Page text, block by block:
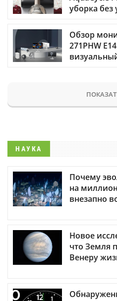
уборка без
Обзор
271PHW
НАУКА
Почему
на
внезапно
Новое
что Земля
Венеру